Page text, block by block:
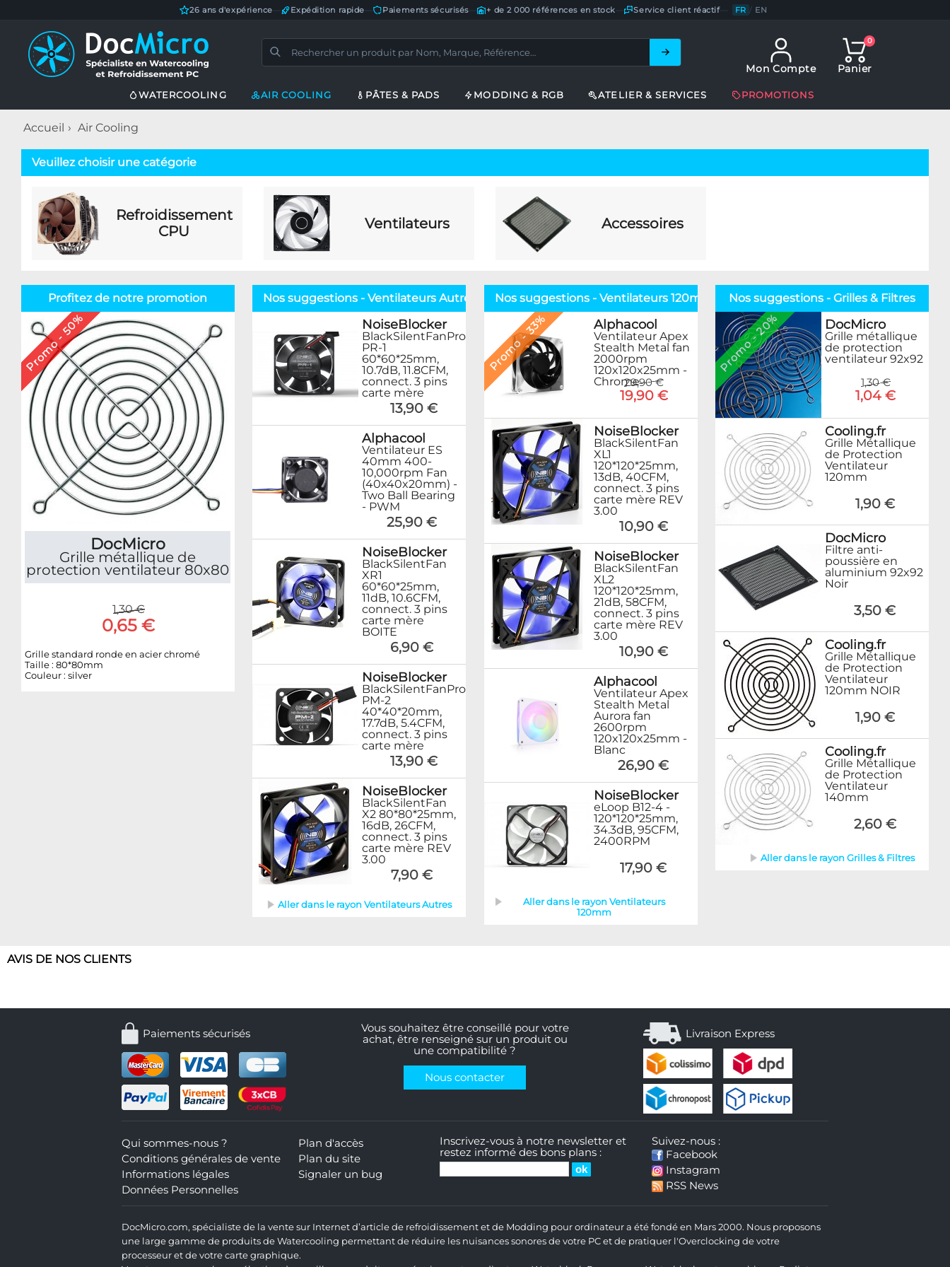
26 ans d'expérience Expédition rapide Paiements sécurisés— + de 2 000 références en stock Service client réactif— FR / EN
Mon Compte
0
Panier
WATERCOOLING AIR COOLING PÂTES & PADS MODDING & RGB ATELIER & SERVICES PROMOTIONS
Accueil Air Cooling
Veuillez choisir une catégorie
Refroidissement
CPU
Ventilateurs Accessoires
Profitez de notre promotion
Promo - 50%
DocMicro
Grille métallique de
protection ventilateur 80x80
1,30 €
0,65 €
Grille standard ronde en acier chromé
Taille : 80*80mm
Couleur : silver
Nos suggestions - Ventilateurs Autres
NoiseBlocker
BlackSilentFanPro
PR-1
60*60*25mm,
10.7dB, 11.8CFM,
connect. 3 pins
carte mère
13,90 €
Alphacool
Ventilateur ES
40mm 400-
10,000rpm Fan
(40x40x20mm) -
Two Ball Bearing
- PWM
25,90 €
NoiseBlocker
BlackSilentFan
XR1
60*60*25mm,
11dB, 10.6CFM,
connect. 3 pins
carte mère
BOITE
6,90 €
NoiseBlocker
BlackSilentFanPro
PM-2
40*40*20mm,
17.7dB, 5.4CFM,
connect. 3 pins
carte mère
13,90 €
NoiseBlocker
BlackSilentFan
X2 80*80*25mm,
16dB, 26CFM,
connect. 3 pins
carte mère REV
3.00
7,90 €
Aller dans le rayon Ventilateurs Autres
Nos suggestions - Ventilateurs 120mm
Promo - 33% Alphacool
Ventilateur Apex
Stealth Metal fan
2000rpm
120x120x25mm -
Chrome29,90 €
19,90 €
NoiseBlocker
BlackSilentFan
XL1
120*120*25mm,
13dB, 40CFM,
connect. 3 pins
carte mère REV
3.00
10,90 €
NoiseBlocker
BlackSilentFan
XL2
120*120*25mm,
21dB, 58CFM,
connect. 3 pins
carte mère REV
3.00
10,90 €
Alphacool
Ventilateur Apex
Stealth Metal
Aurora fan
2600rpm
120x120x25mm -
Blanc
26,90 €
NoiseBlocker
eLoop B12-4 -
120*120*25mm,
34.3dB, 95CFM,
2400RPM
17,90 €
Aller dans le rayon Ventilateurs
120mm
Nos suggestions - Grilles & Filtres
Promo - 20% DocMicro
Grille métallique
de protection
ventilateur 92x92
1,30 €
1,04 €
Cooling.fr
Grille Métallique
de Protection
Ventilateur
120mm
1,90 €
DocMicro
Filtre anti-
poussière en
aluminium 92x92
Noir
3,50 €
Cooling.fr
Grille Métallique
de Protection
Ventilateur
120mm NOIR
1,90 €
Cooling.fr
Grille Métallique
de Protection
Ventilateur
140mm
2,60 €
Aller dans le rayon Grilles & Filtres
AVIS DE NOS CLIENTS
Paiements sécurisés
Vous souhaitez être conseillé pour votre
achat, être renseigné sur un produit ou
une compatibilité ?
Nous contacter
Livraison Express
Qui sommes-nous ?
Conditions générales de vente
Informations légales
Données Personnelles
Plan d'accès
Plan du site
Signaler un bug
Inscrivez-vous à notre newsletter et
restez informé des bons plans :
Suivez-nous :
Facebook
Instagram
RSS News
DocMicro.com, spécialiste de la vente sur Internet d’article de refroidissement et de Modding pour ordinateur a été fondé en Mars 2000. Nous proposons
une large gamme de produits de Watercooling permettant de réduire les nuisances sonores de votre PC et de pratiquer l'Overclocking de votre
processeur et de votre carte graphique.